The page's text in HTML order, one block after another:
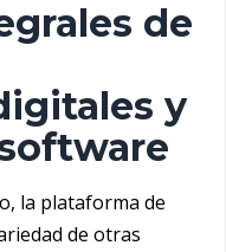
de
y
la plataforma de
de otras